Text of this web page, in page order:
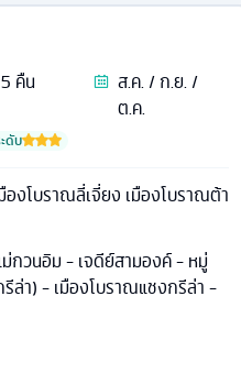
5 คืน
ส.ค. / ก.ย. /
ต.ค.
ดับ
งโบราณลี่เจี่ยง เมืองโบราณต้า
กวนอิม - เจดีย์สามองค์ - หมู่
ล่า) - เมืองโบราณแชงกรีล่า -